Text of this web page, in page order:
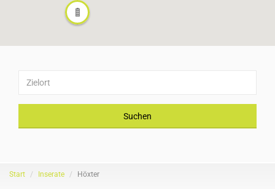
Suchen
Start Inserate Höxter